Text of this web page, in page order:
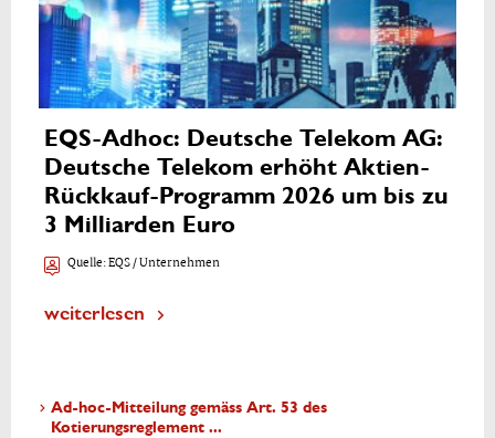
EQS-Adhoc: Deutsche Telekom AG:
Deutsche Telekom erhöht Aktien-
Rückkauf-Programm 2026 um bis zu
3 Milliarden Euro
Quelle:EQS / Unternehmen
weiterlesen
Ad-hoc-Mitteilung gemäss Art. 53 des
Kotierungsreglement ...